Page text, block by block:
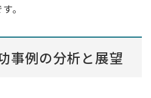
。
事例の分析と展望